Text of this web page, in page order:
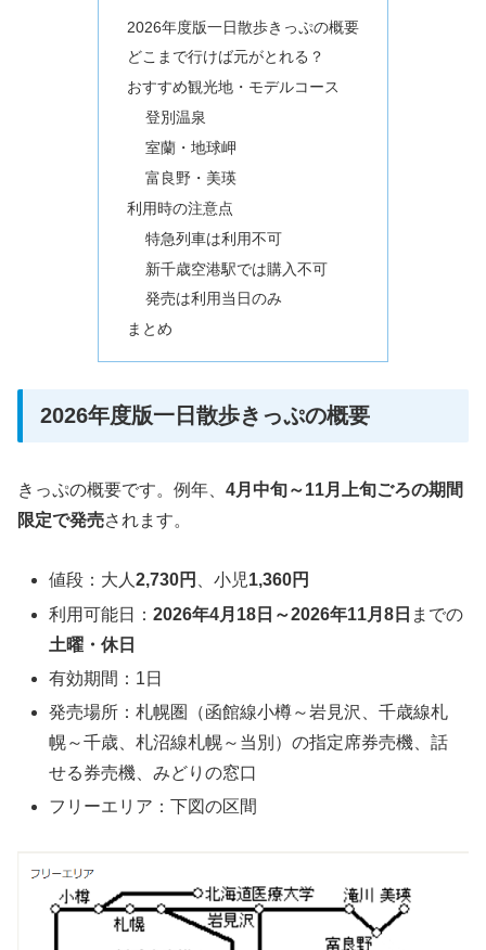
2026年度版一日散歩きっぷの概要
どこまで行けば元がとれる？
おすすめ観光地・モデルコース
登別温泉
室蘭・地球岬
富良野・美瑛
利用時の注意点
特急列車は利用不可
新千歳空港駅では購入不可
発売は利用当日のみ
まとめ
2026年度版一日散歩きっぷの概要
きっぷの概要です。例年、 4月中旬～11月上旬ごろの期間
限定で発売されます。
値段：大人2,730円 、小児1,360円
利用可能日：2026年4月18日～2026年11月8日 までの
土曜・休日
有効期間：1日
発売場所：札幌圏（函館線小樽～岩見沢、千歳線札
幌～千歳、札沼線札幌～当別）の指定席券売機、話
せる券売機、みどりの窓口
フリーエリア：下図の区間